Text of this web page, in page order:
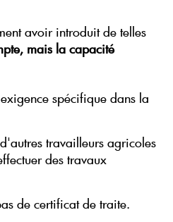
avoir introduit de telles
mais la capacité
spécifique dans la
travailleurs agricoles
des travaux
de certificat de traite.